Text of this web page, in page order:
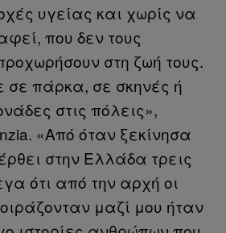
υγείας και χωρίς να
που δεν τους
στη ζωή τους.
σε πάρκα, σε σκηνές ή
στις πόλεις»,
«Από όταν ξεκίνησα
στην Ελλάδα τρεις
ότι από την αρχή οι
μαζί μου ήταν